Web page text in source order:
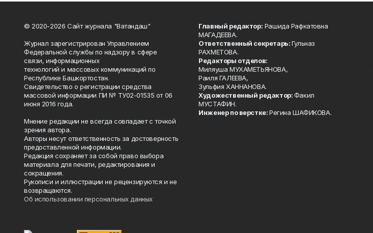
© 2020-2026 Сайт журнала "Ватандаш"
Журнал зарегистрирован Управлением
Федеральной службы по надзору в сфере
связи, информационных
технологий и массовых коммуникаций по
Республике Башкортостан.
Свидетельство о регистрации средства
массовой информации ПИ № ТУ02-01535 от 06
июня 2016 года.
Мнение редакции не всегда совпадает с точкой
зрения автора.
Авторы несут ответственность за достоверность
предоставленной информации.
Редакция сохраняет за собой право выбора
материала для печати, редактирования и
сокращения.
Рукописи и иллюстрации не рецензируются и не
возвращаются.
Об использовании персональных данных
Главный редактор: Рашида Рафкатовна
МАГАДЕЕВА.
Ответственный секретарь:Гульназ
РАХМЕТОВА.
Редакторы отделов:
Миляуша МУХАМЕТЬЯНОВА,
Раиля ГАЛЕЕВА,
Зульфия ХАННАНОВА.
Художественный редактор:Факил
МУСТАФИН.
Инженер по верстке:Регина ШАФИКОВА.